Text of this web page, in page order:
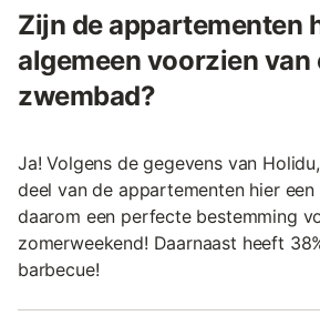
Zijn de appartementen
algemeen voorzien van
zwembad?
Ja! Volgens de gegevens van
deel van de appartementen hier
daarom een perfecte bestemming
zomerweekend! Daarnaast heeft
barbecue!